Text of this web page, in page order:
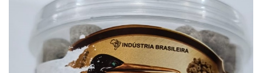
aos
Favoritos